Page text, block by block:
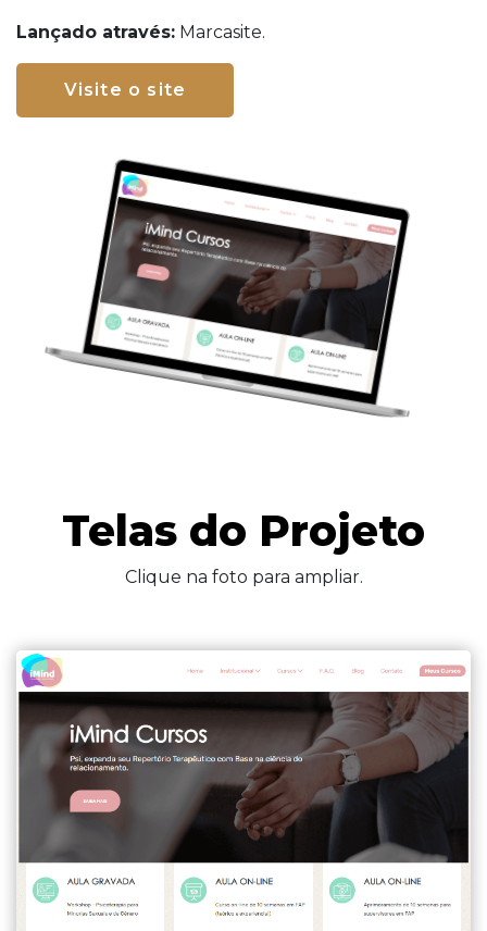
Lançado através: Marcasite.
Visite o site
Telas do Projeto
Clique na foto para ampliar.